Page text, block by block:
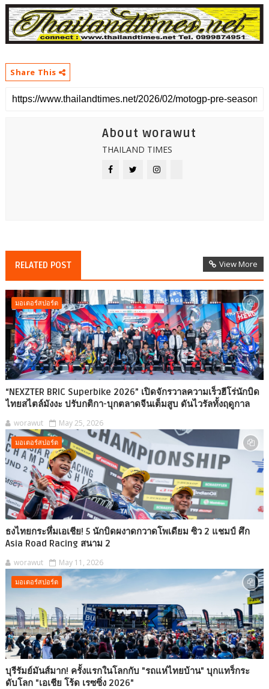
Share This
About worawut
THAILAND TIMES
RELATED POST View More
มอเตอร์สปอร์ต
“NEXZTER BRIC Superbike 2026” เปิดจักรวาลความเร็วฮีโร่นักบิด
ไทยสไตล์มังงะ ปรับกติกา-บุกตลาดจีนเต็มสูบ ดันไวรัลทั้งฤดูกาล
worawut May 25, 2026
มอเตอร์สปอร์ต
ธงไทยกระหึ่มเอเชีย! 5 นักบิดผงาดกวาดโพเดียม ซิว 2 แชมป์ ศึก
Asia Road Racing สนาม 2
worawut May 11, 2026
มอเตอร์สปอร์ต
บุรีรัมย์มันส์มาก! ครั้งแรกในโลกกับ "รถแห่ไทยบ้าน" บุกแทร็กระ
ดับโลก "เอเชีย โร้ด เรซซิ่ง 2026"